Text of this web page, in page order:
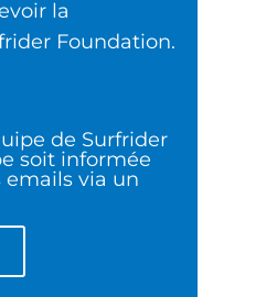
la
Foundation.
de Surfrider
soit informée
emails via un